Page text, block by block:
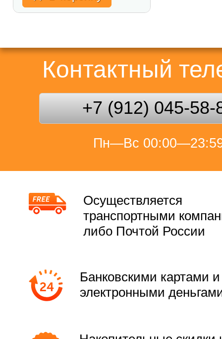
Контактный
+7 (912) 045-58-
Пн—Вс
Осуществляется
транспортными
либо Почтой России
Банковскими картами и
электронными